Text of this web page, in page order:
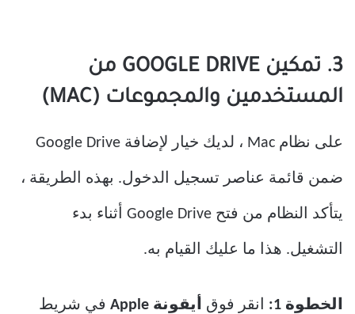
3. تمكين GOOGLE DRIVE من
المستخدمين والمجموعات (MAC)
على نظام Mac ، لديك خيار لإضافة Google Drive
ضمن قائمة عناصر تسجيل الدخول. بهذه الطريقة ،
يتأكد النظام من فتح Google Drive أثناء بدء
التشغيل. هذا ما عليك القيام به.
الخطوة 1: انقر فوق أيقونة Apple في شريط